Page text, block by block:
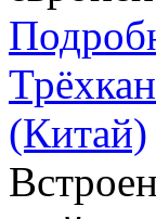
(Китай)